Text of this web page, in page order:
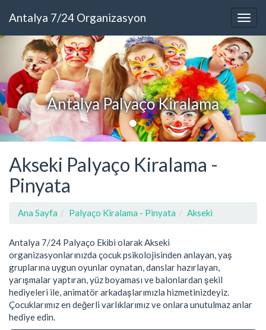
Antalya 7/24 Organizasyon
Antalya Palyaço Kiralama
Akseki Palyaço Kiralama -
Pinyata
Ana Sayfa Palyaço Kiralama - Pinyata Akseki
Antalya 7/24 Palyaço Ekibi olarak Akseki
organizasyonlarınızda çocuk psikolojisinden anlayan, yaş
gruplarına uygun oyunlar oynatan, danslar hazırlayan,
yarışmalar yaptıran, yüz boyaması ve balonlardan şekil
hediyeleri ile, animatör arkadaşlarımızla hizmetinizdeyiz.
Çocuklarımız en değerli varlıklarımız ve onlara unutulmaz anlar
hediye edin.